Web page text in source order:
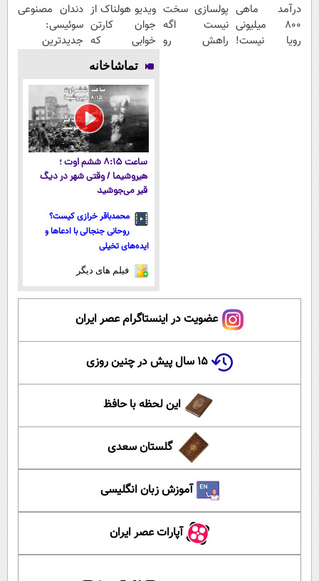
درآمد ماهی
800 میلیونی
رویا نیست!
پولسازی سخت
نیست اگه
راهش رو
ویدیو هولناک از
جوان کارتن
خوابی که
میلیاردر شد.
آموزش رایگان
دندان مصنوعی
سوئیسی:
جدیدترین
پرداخت قسطی
تماشاخانه
ساعت ۸:۱۵ ششم اوت ؛
هیروشیما / وقتی شهر در دیگ
قیر می‌جوشید
محمدباقر خرازی کیست؟
روحانی جنجالی با ادعاها و
ایده‌های تخیلی
فیلم های دیگر
عضویت در اینستاگرام عصر ایران
۱۵ سال پیش در چنین روزی
این لحظه با حافظ
گلستان سعدی
آموزش زبان انگلیسی
آپارات عصر ایران